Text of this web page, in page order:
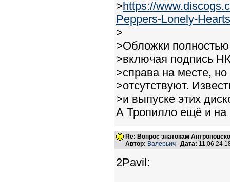
>https://
Peppers-Lonely-
>
>Обложки
>включая подпись
>справа на месте,
>отсутствуют.
>и выпуске этих
А Тропилло ещё и на
Re: Вопрос знатокам
Автор: Валерьич Дата: 11.06.24
2Pavil: